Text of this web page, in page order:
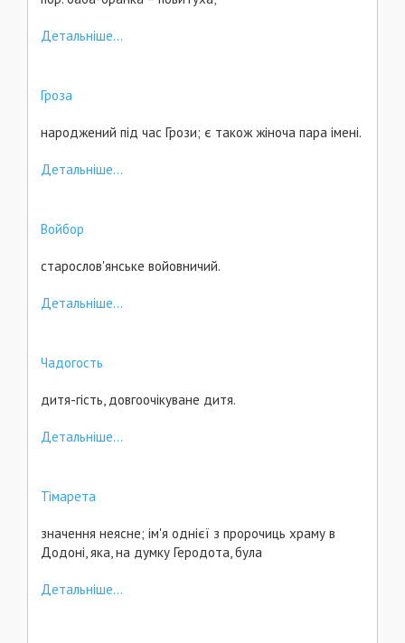
Детальніше...
Гроза
народжений під час Грози; є також жіноча пара імені.
Детальніше...
Войбор
старослов'янське войовничий.
Детальніше...
Чадогость
дитя-гість, довгоочікуване дитя.
Детальніше...
Тімарета
значення неясне; ім'я однієї з пророчиць храму в
Додоні, яка, на думку Геродота, була
Детальніше...